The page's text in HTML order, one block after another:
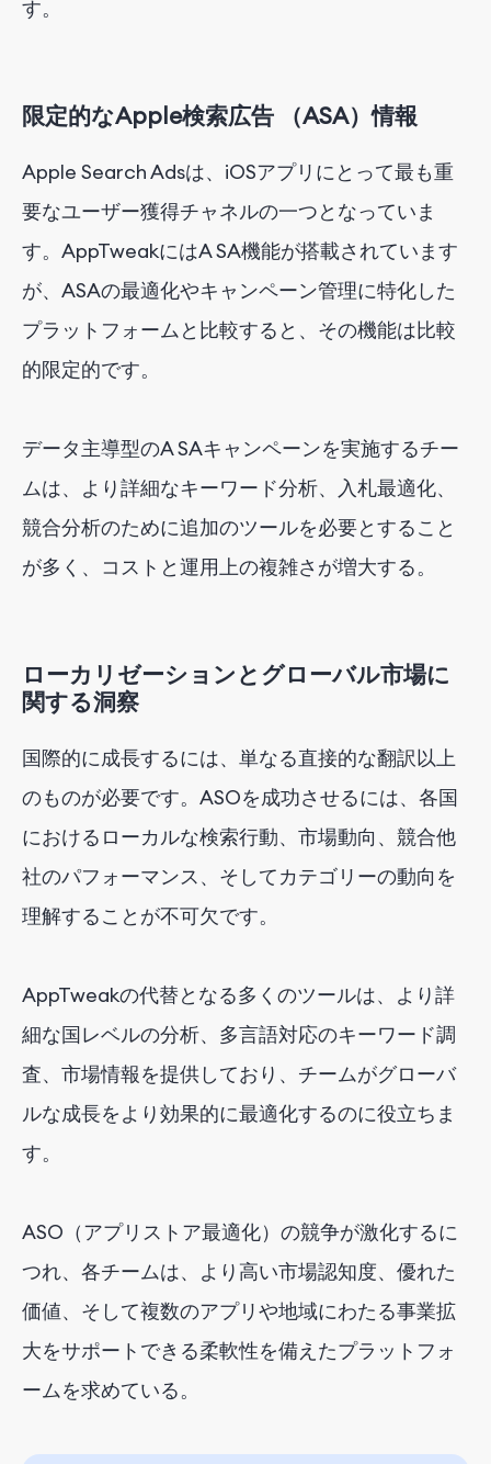
す。
限定的なApple検索広告 （ASA）情報
Apple Search Adsは、iOSアプリにとって最も重
要なユーザー獲得チャネルの一つとなっていま
す。AppTweakにはASA機能が搭載されています
が、ASAの最適化やキャンペーン管理に特化した
プラットフォームと比較すると、その機能は比較
的限定的です。
データ主導型のASAキャンペーンを実施するチー
ムは、より詳細なキーワード分析、入札最適化、
競合分析のために追加のツールを必要とすること
が多く、コストと運用上の複雑さが増大する。
ローカリゼーションとグローバル市場に
関する洞察
国際的に成長するには、単なる直接的な翻訳以上
のものが必要です。ASOを成功させるには、各国
におけるローカルな検索行動、市場動向、競合他
社のパフォーマンス、そしてカテゴリーの動向を
理解することが不可欠です。
AppTweakの代替となる多くのツールは、より詳
細な国レベルの分析、多言語対応のキーワード調
査、市場情報を提供しており、チームがグローバ
ルな成長をより効果的に最適化するのに役立ちま
す。
ASO（アプリストア最適化）の競争が激化するに
つれ、各チームは、より高い市場認知度、優れた
価値、そして複数のアプリや地域にわたる事業拡
大をサポートできる柔軟性を備えたプラットフォ
ームを求めている。